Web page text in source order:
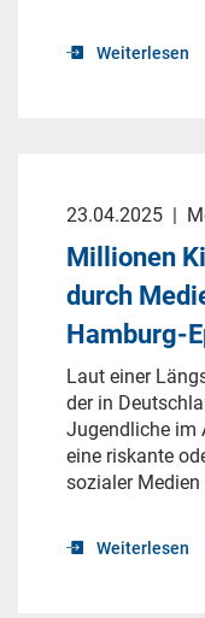
Weiterlesen
23.04.2025 |
Millionen
durch
Hamburg-
Laut einer
der in
Jugendliche im
eine riskante
sozialer Medien
Weiterlesen